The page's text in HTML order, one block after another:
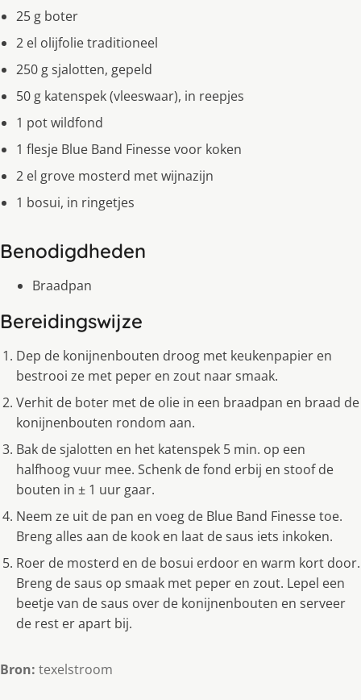
25 g boter
2 el olijfolie traditioneel
250 g sjalotten, gepeld
50 g katenspek (vleeswaar), in reepjes
1 pot wildfond
1 flesje Blue Band Finesse voor koken
2 el grove mosterd met wijnazijn
1 bosui, in ringetjes
Benodigdheden
Braadpan
Bereidingswijze
Dep de konijnenbouten droog met keukenpapier en
bestrooi ze met peper en zout naar smaak.
Verhit de boter met de olie in een braadpan en braad de
konijnenbouten rondom aan.
Bak de sjalotten en het katenspek 5 min. op een
halfhoog vuur mee. Schenk de fond erbij en stoof de
bouten in ± 1 uur gaar.
Neem ze uit de pan en voeg de Blue Band Finesse toe.
Breng alles aan de kook en laat de saus iets inkoken.
Roer de mosterd en de bosui erdoor en warm kort door.
Breng de saus op smaak met peper en zout. Lepel een
beetje van de saus over de konijnenbouten en serveer
de rest er apart bij.
Bron: texelstroom